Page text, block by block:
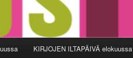
KIRJOJEN ILTAPÄIVÄ elokuussa